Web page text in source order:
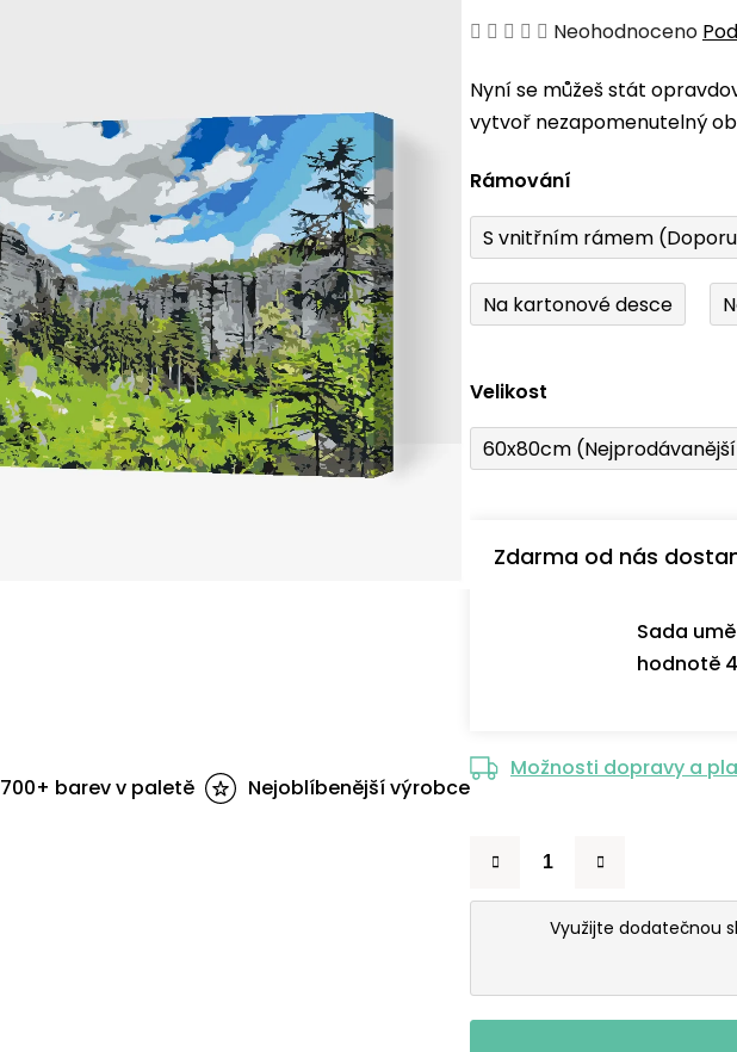
Průměrné
produktu
je
z
5
hvězdiček.
Neohodnoceno
Nyní se můžeš stát
vytvoř nezapomenutelný
Rámování
S vnitřním rámem
Na kartonové desce
Velikost
60x80cm
Zdarma od nás
Sada
hodnotě
Možnosti dopravy a
Využijte dodatečnou
700+ barev v paletě Nejoblíbenější výrobce